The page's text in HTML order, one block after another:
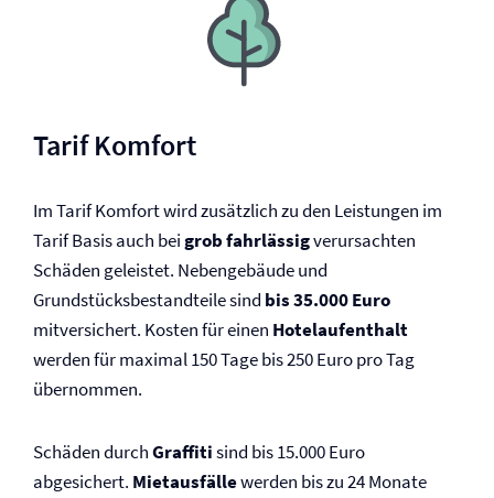
Tarif Komfort
Im Tarif Komfort wird zusätzlich zu den Leistungen im
Tarif Basis auch beigrob fahrlässigverursachten
Schäden geleistet. Nebengebäude und
Grundstücksbestandteile sind bis 35.000 Euro
mitversichert. Kosten für einen Hotelaufenthalt
werden für maximal 150 Tage bis 250 Euro pro Tag
übernommen.
Schäden durchGraffitisind bis 15.000 Euro
abgesichert. Mietausfällewerden bis zu 24 Monate